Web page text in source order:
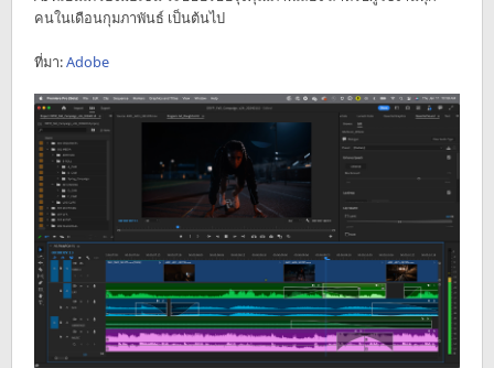
คนในเดือนกุมภาพันธ์ เป็นต้นไป
ที่มา:Adobe